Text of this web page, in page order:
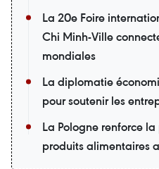
La 20e Foire
Chi Minh-Ville
mondiales
La diplomatie
pour soutenir les
La Pologne renforce
produits alimentaires